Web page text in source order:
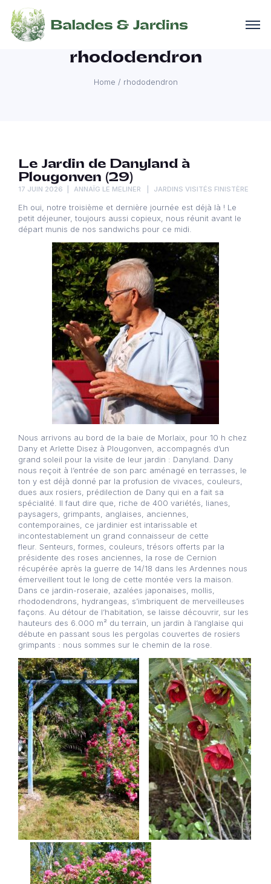
rhododendron
Home / rhododendron
Le Jardin de Danyland à
Plougonven (29)
17 JUIN 2026 ANNAÏG LE MELINER JARDINS VISITÉS FINISTÈRE
Eh oui, notre troisième et dernière journée est déjà là ! Le
petit déjeuner, toujours aussi copieux, nous réunit avant le
départ munis de nos sandwichs pour ce midi.
Nous arrivons au bord de la baie de Morlaix, pour 10 h chez
Dany et Arlette Disez à Plougonven, accompagnés d’un
grand soleil pour la visite de leur jardin : Danyland. Dany
nous reçoit à l’entrée de son parc aménagé en terrasses, le
ton y est déjà donné par la profusion de vivaces, couleurs,
dues aux rosiers, prédilection de Dany qui en a fait sa
spécialité. Il faut dire que, riche de 400 variétés, lianes,
paysagers, grimpants, anglaises, anciennes,
contemporaines, ce jardinier est intarissable et
incontestablement un grand connaisseur de cette
fleur. Senteurs, formes, couleurs, trésors offerts par la
présidente des roses anciennes, la rose de Cernion
récupérée après la guerre de 14/18 dans les Ardennes nous
émerveillent tout le long de cette montée vers la maison.
Dans ce jardin-roseraie, azalées japonaises, mollis,
rhododendrons, hydrangeas, s’imbriquent de merveilleuses
façons. Au détour de l’habitation, se laisse découvrir, sur les
hauteurs des 6.000 m² du terrain, un jardin à l’anglaise qui
débute en passant sous les pergolas couvertes de rosiers
grimpants : nous sommes sur le chemin de la rose.